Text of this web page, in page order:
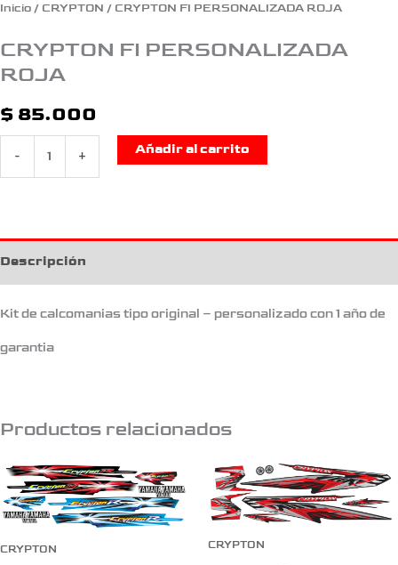
Inicio / CRYPTON / CRYPTON FI PERSONALIZADA ROJA
CRYPTON FI PERSONALIZADA
ROJA
$ 85.000
- +
Añadir al carrito
Descripción
Kit de calcomanias tipo original – personalizado con 1 año de
garantia
Productos relacionados
CRYPTON CRYPTON